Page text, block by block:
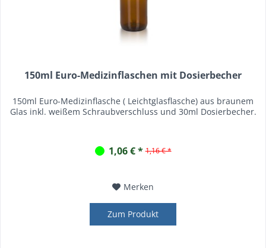
150ml Euro-Medizinflaschen mit Dosierbecher
150ml Euro-Medizinflasche ( Leichtglasflasche) aus braunem
Glas inkl. weißem Schraubverschluss und 30ml Dosierbecher.
1,06 € * 1,16 € *
Merken
Zum Produkt